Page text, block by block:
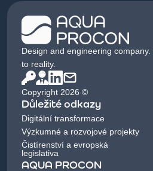
Design and engineering
to reality.
Copyright 2026 ©
Důležité odkazy
Digitální transformace
Výzkumné a rozvojové projekty
Čistírenství a evropská
legislativa
AQUA PROCON